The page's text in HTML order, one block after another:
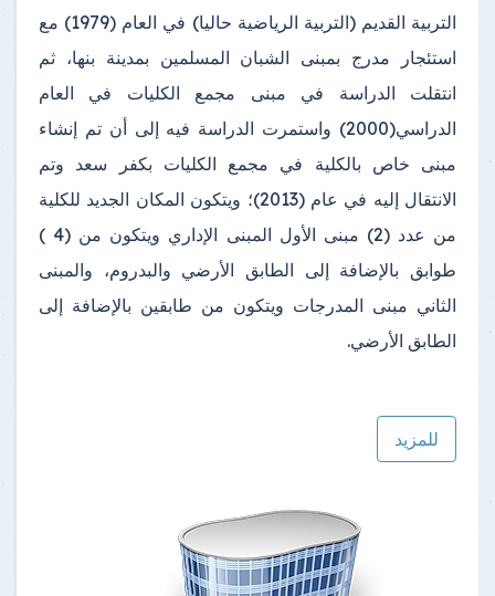
التربية القديم (التربية الرياضية حاليا) في العام (1979) مع
استئجار مدرج بمبنى الشبان المسلمين بمدينة بنها، ثم
انتقلت الدراسة في مبنى مجمع الكليات في العام
الدراسي(2000) واستمرت الدراسة فيه إلى أن تم إنشاء
مبنى خاص بالكلية في مجمع الكليات بكفر سعد وتم
الانتقال إليه في عام (2013)؛ ويتكون المكان الجديد للكلية
من عدد (2) مبنى الأول المبنى الإداري ويتكون من (4 )
طوابق بالإضافة إلى الطابق الأرضي والبدروم، والمبنى
الثاني مبنى المدرجات ويتكون من طابقين بالإضافة إلى
الطابق الأرضي.
للمزيد